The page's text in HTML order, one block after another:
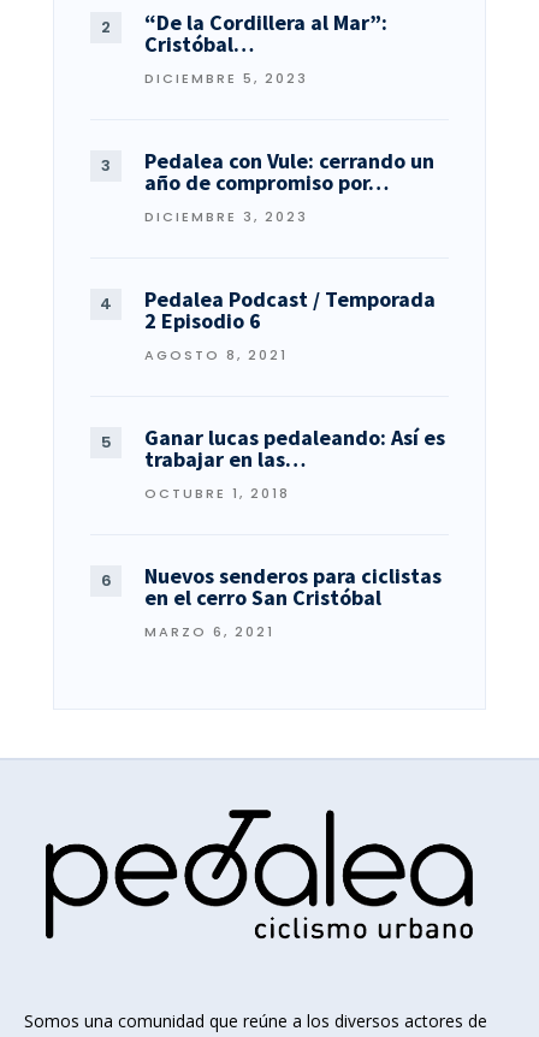
“De la Cordillera al Mar”:
Cristóbal…
DICIEMBRE 5, 2023
Pedalea con Vule: cerrando un
año de compromiso por…
DICIEMBRE 3, 2023
Pedalea Podcast / Temporada
2 Episodio 6
AGOSTO 8, 2021
Ganar lucas pedaleando: Así es
trabajar en las…
OCTUBRE 1, 2018
Nuevos senderos para ciclistas
en el cerro San Cristóbal
MARZO 6, 2021
Somos una comunidad que reúne a los diversos actores de